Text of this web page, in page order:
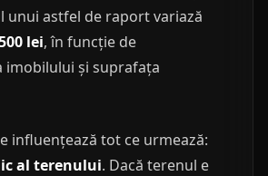
unui astfel de raport variază
lei, în funcție de
imobilului și suprafața
influențează tot ce urmează:
al terenului. Dacă terenul e